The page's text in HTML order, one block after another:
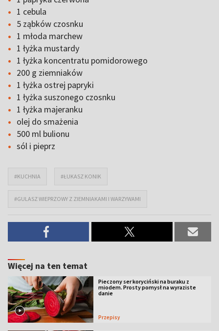
1 cebula
5 ząbków czosnku
1 młoda marchew
1 łyżka mustardy
1 łyżka koncentratu pomidorowego
200 g ziemniaków
1 łyżka ostrej papryki
1 łyżka suszonego czosnku
1 łyżka majeranku
olej do smażenia
500 ml bulionu
sól i pieprz
#KUCHNIA #ŁUKASZ KONIK
#GULASZ WIEPRZOWY Z ZIEMNIAKAMI I WARZYWAMI
Więcej na ten temat
Pieczony ser koryciński na buraku z
miodem. Prosty pomysł na wyraziste
danie
Przepisy